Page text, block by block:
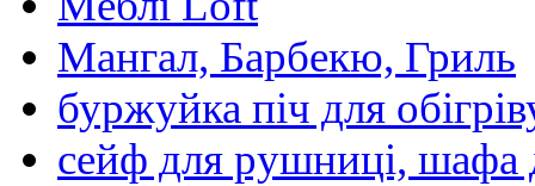
Мангал, Барбекю, Гриль
буржуйка піч для
сейф для рушниці, шафа